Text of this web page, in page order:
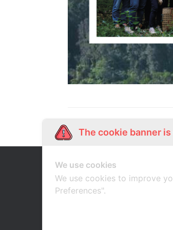
Our Story
เกี่ยวกับเรา ช้อป
The cookie banner
We use cookies
We use cookies to improve
Preferences".